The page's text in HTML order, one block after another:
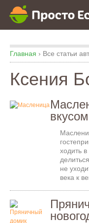
про Еду
про Экспертизу
Главная › Все статьи
Ксения
вкусом
ходить в
не
века к